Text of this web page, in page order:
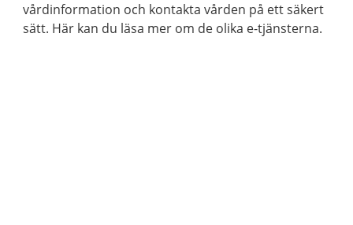
vårdinformation och kontakta vården på ett säkert
sätt. Här kan du läsa mer om de olika e-tjänsterna.